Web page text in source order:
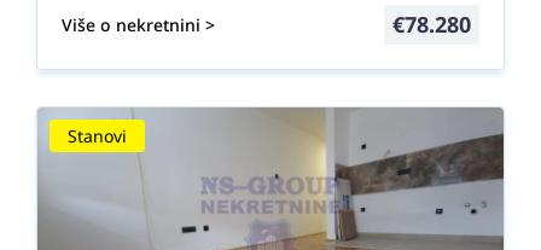
Više o nekretnini > €78.280
Stanovi